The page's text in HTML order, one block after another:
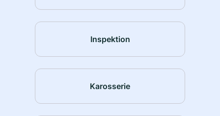
Inspektion
Karosserie